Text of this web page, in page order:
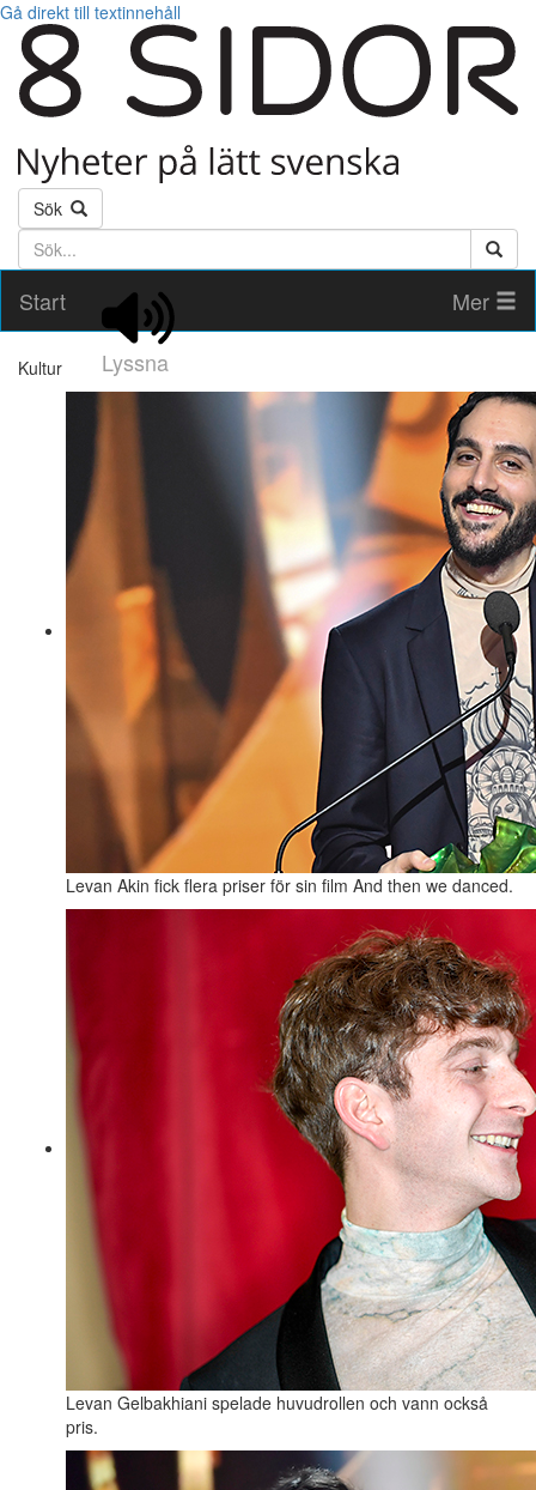
Gå direkt till textinnehåll
Sök
Söktext
Start
Lyssna
Mer
Kultur
Levan Akin fick flera priser för sin film And then we danced.
Levan Gelbakhiani spelade huvudrollen och vann också
pris.